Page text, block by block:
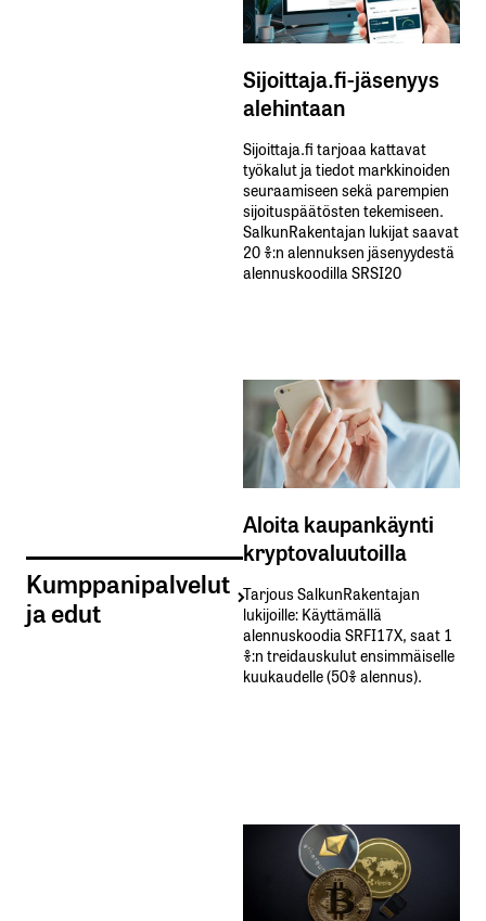
Kumppanipalvelut
ja edut
Sijoittaja.fi-jäsenyys
alehintaan
Sijoittaja.fi tarjoaa kattavat
työkalut ja tiedot markkinoiden
seuraamiseen sekä parempien
sijoituspäätösten tekemiseen.
SalkunRakentajan lukijat saavat
20 %:n alennuksen jäsenyydestä
alennuskoodilla SRSI20
Aloita kaupankäynti
kryptovaluutoilla
Tarjous SalkunRakentajan
lukijoille: Käyttämällä​ ​
alennuskoodia​ ​SRFI17X,​ ​saat​ ​1
%:n treidauskulut​ ​ensimmäiselle​ ​
kuukaudelle​ ​(50%​ ​alennus).